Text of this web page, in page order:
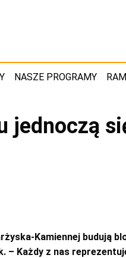
NASZE PROGRAMY
jednoczą
Kamiennej budują
– Każdy z nas